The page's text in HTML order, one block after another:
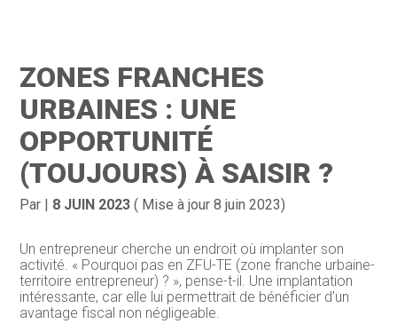
Gestion au quotidien
Pilotage d’entreprise
Entreprise en difficultés
Compta
Juridique
Documents
Dématérialisation / collecte
ZONES FRANCHES
URBAINES : UNE
OPPORTUNITÉ
(TOUJOURS) À SAISIR ?
Par | 8 JUIN 2023 ( Mise à jour 8 juin 2023)
Un entrepreneur cherche un endroit où implanter son
activité. « Pourquoi pas en ZFU-TE (zone franche urbaine-
territoire entrepreneur) ? », pense-t-il. Une implantation
intéressante, car elle lui permettrait de bénéficier d’un
avantage fiscal non négligeable.